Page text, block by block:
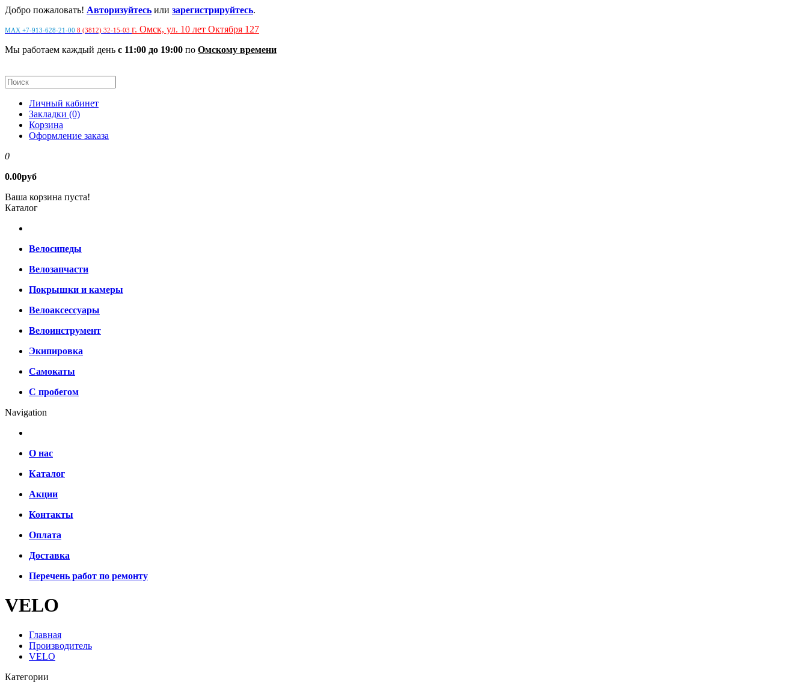
Добро пожаловать! Авторизуйтесь или зарегистрируйтесь.
MAX +7-913-628-21-00 8 (3812) 32-15-03 г. Омск, ул. 10 лет Октября 127
Мы работаем каждый день с 11:00 до 19:00 по Омскому времени
Личный кабинет
Закладки (0)
Корзина
Оформление заказа
0
0.00руб
Ваша корзина пуста!
Каталог
Велосипеды
Велозапчасти
Покрышки и камеры
Велоаксессуары
Велоинструмент
Экипировка
Самокаты
С пробегом
Navigation
О нас
Каталог
Акции
Контакты
Оплата
Доставка
Перечень работ по ремонту
VELO
Главная
Производитель
VELO
Категории